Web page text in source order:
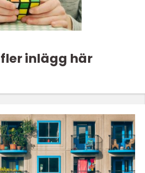
fler inlägg här